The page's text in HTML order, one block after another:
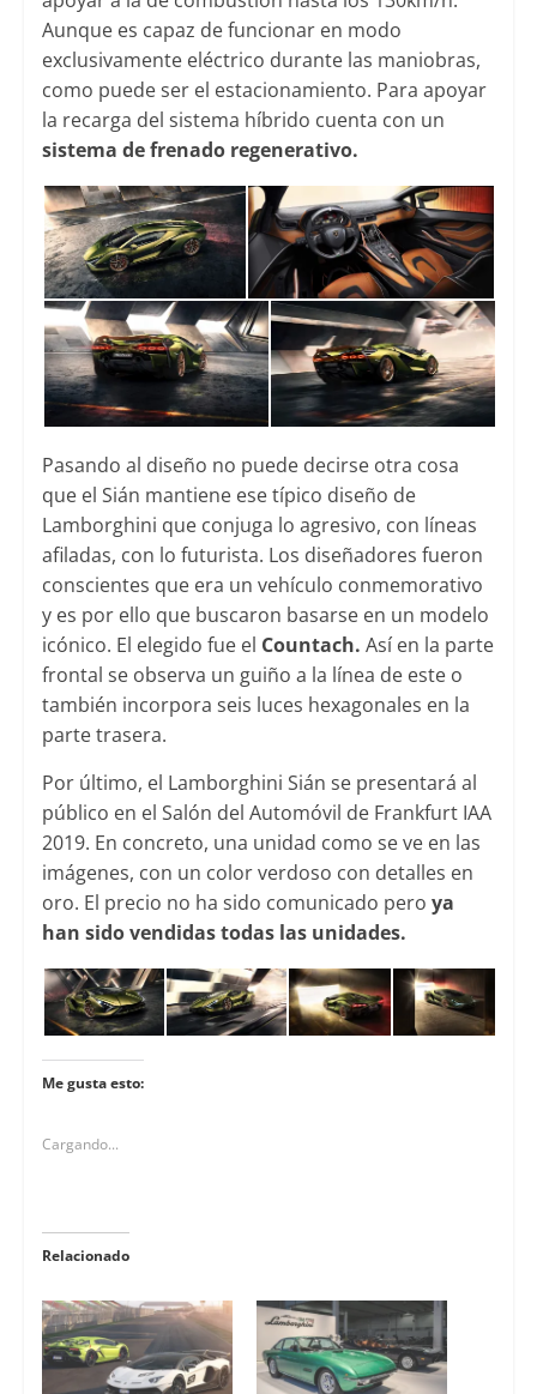
Aunque es capaz de funcionar en modo
exclusivamente eléctrico durante las maniobras,
como puede ser el estacionamiento. Para apoyar
la recarga del sistema híbrido cuenta con un
sistema de frenado regenerativo.
Pasando al diseño no puede decirse otra cosa
que el Sián mantiene ese típico diseño de
Lamborghini que conjuga lo agresivo, con líneas
afiladas, con lo futurista. Los diseñadores fueron
conscientes que era un vehículo conmemorativo
y es por ello que buscaron basarse en un modelo
icónico. El elegido fue el Countach. Así en la parte
frontal se observa un guiño a la línea de este o
también incorpora seis luces hexagonales en la
parte trasera.
Por último, el Lamborghini Sián se presentará al
público en el Salón del Automóvil de Frankfurt IAA
2019. En concreto, una unidad como se ve en las
imágenes, con un color verdoso con detalles en
oro. El precio no ha sido comunicado pero ya
han sido vendidas todas las unidades.
Me gusta esto:
Cargando...
Relacionado